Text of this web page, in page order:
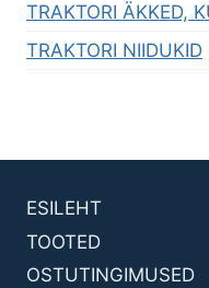
TRAKTORI ÄKKED,
TRAKTORI NIIDUKID
ESILEHT
TOOTED
OSTUTINGIMUSED